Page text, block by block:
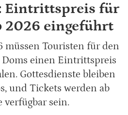
Eintrittspreis für
2026 eingeführt
müssen Touristen für den
Doms einen Eintrittspreis
Gottesdienste bleiben
und Tickets werden ab
verfügbar sein.